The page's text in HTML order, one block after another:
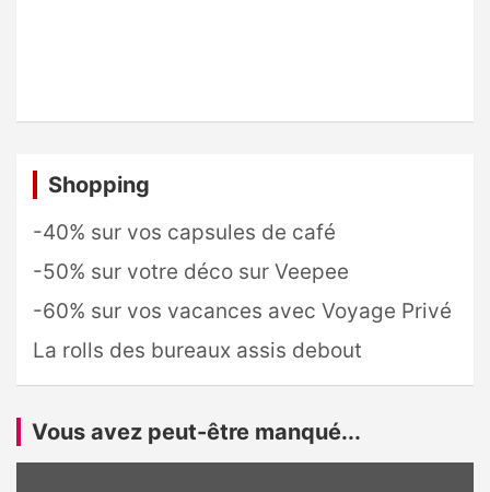
Shopping
-40% sur vos capsules de café
-50% sur votre déco sur Veepee
-60% sur vos vacances avec Voyage Privé
La rolls des bureaux assis debout
Vous avez peut-être manqué...